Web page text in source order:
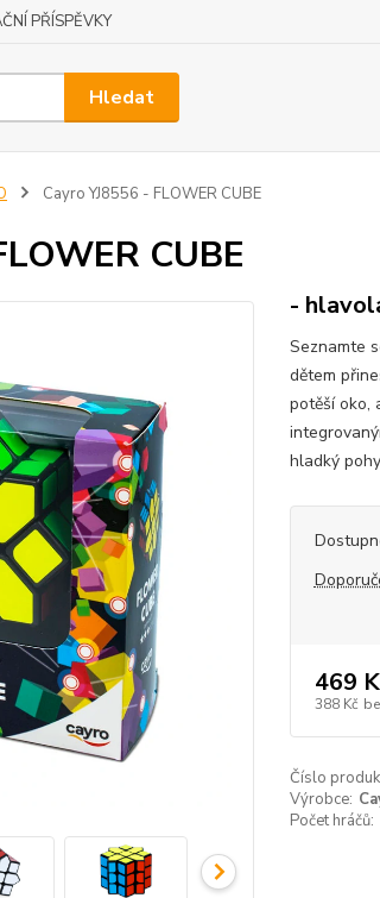
PŘÍSPĚVKY
Hledat
Cayro YJ8556 - FLOWER CUBE
CUBE
-
Seznamte
dětem
potěší oko,
hladký
469
388 Kč
Číslo
Výrobce:
Počet hráčů: